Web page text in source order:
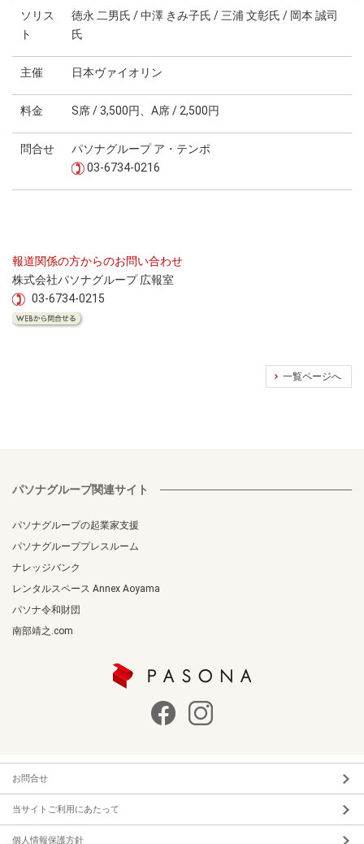
ソリス
ト
徳永 二男氏 / 中澤 きみ子氏 / 三浦 文彰氏 / 岡本 誠司
氏
主催 日本ヴァイオリン
料金 S席 / 3,500円、A席 / 2,500円
問合せ
パソナグループ ア・テンポ
03-6734-0216
報道関係の方からのお問い合わせ
株式会社パソナグループ 広報室
03-6734-0215
一覧ページへ
パソナグループ関連サイト
パソナグループの起業家支援
パソナグループプレスルーム
ナレッジバンク
レンタルスペース Annex Aoyama
パソナ令和財団
南部靖之.com
お問合せ
当サイトご利用にあたって
個人情報保護方針